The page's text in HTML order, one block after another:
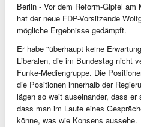
Berlin - Vor dem Reform-Gipfel
hat der neue FDP-Vorsitzende
mögliche Ergebnisse gedämpft.
Er habe "überhaupt keine
Liberalen, die im Bundestag nicht
Funke-Mediengruppe. Die
die Positionen innerhalb der
lägen so weit auseinander, dass
dass man im Laufe eines
könne, was wie Konsens aussehe.